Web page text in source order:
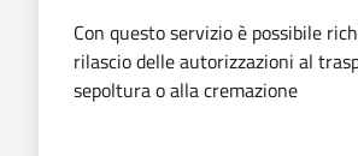
Con questo servizio è possibile
rilascio delle autorizzazioni al
sepoltura o alla cremazione